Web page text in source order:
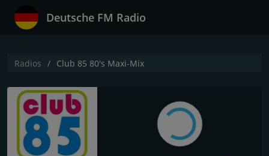
Deutsche FM Radio
Radios Club 85 80's Maxi-Mix